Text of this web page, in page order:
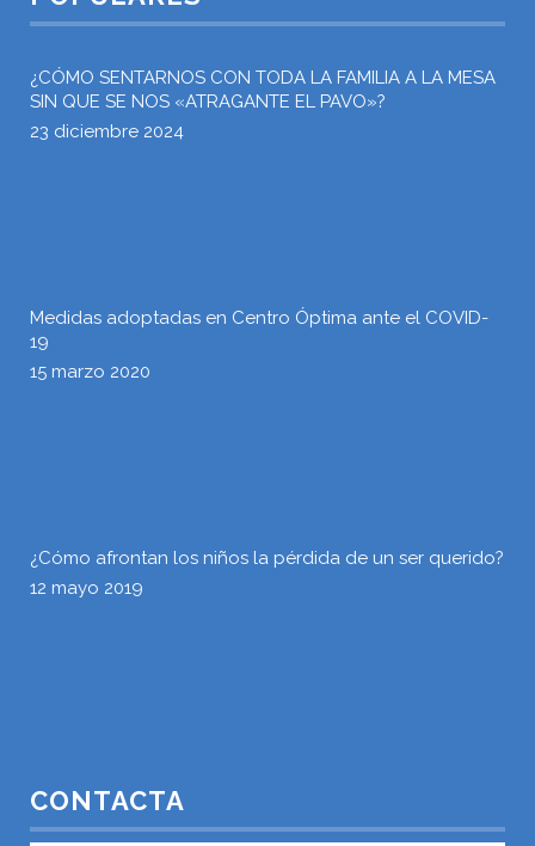
¿CÓMO SENTARNOS CON TODA LA FAMILIA A LA MESA
SIN QUE SE NOS «ATRAGANTE EL PAVO»?
23 diciembre 2024
Medidas adoptadas en Centro Óptima ante el COVID-
19
15 marzo 2020
¿Cómo afrontan los niños la pérdida de un ser querido?
12 mayo 2019
CONTACTA